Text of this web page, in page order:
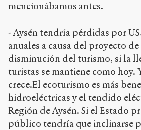
mencionábamos antes.
- Aysén tendría pérdidas por
anuales a causa del proyecto
disminución del turismo, si la
turistas se mantiene como hoy.
crece.El ecoturismo es más
hidroeléctricas y el tendido
Región de Aysén. Si el Estado
público tendría que inclinarse